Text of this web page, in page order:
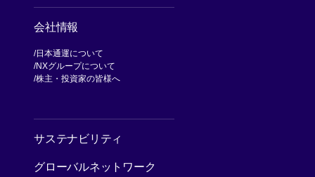
会社情報
日本通運について
NXグループについて
株主・投資家の皆様へ
サステナビリティ
グローバルネットワーク